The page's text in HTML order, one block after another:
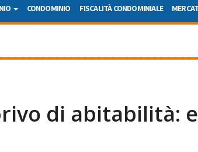
CONDOMINIO FISCALITÀ CONDOMINIALE
di abitabilità: